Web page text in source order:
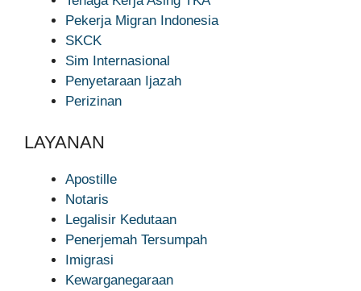
Pekerja Migran Indonesia
SKCK
Sim Internasional
Penyetaraan Ijazah
Perizinan
LAYANAN
Apostille
Notaris
Legalisir Kedutaan
Penerjemah Tersumpah
Imigrasi
Kewarganegaraan